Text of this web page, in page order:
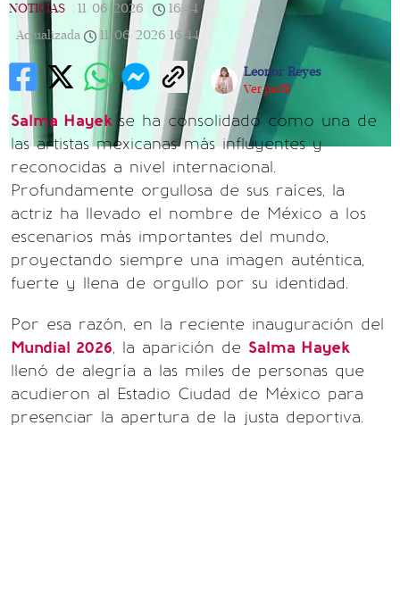
NOTICIAS 11/06/2026 16:44 |
Actualizada
11/06/2026 16:44
Leonor Reyes
Ver perfil
Salma Hayekse ha consolidado como una de
las artistas mexicanas más influyentes y
reconocidas a nivel internacional.
Profundamente orgullosa de sus raíces, la
actriz ha llevado el nombre de México a los
escenarios más importantes del mundo,
proyectando siempre una imagen auténtica,
fuerte y llena de orgullo por su identidad.
Por esa razón, en la reciente inauguración del
Mundial 2026, la aparición de Salma Hayek
llenó de alegría a las miles de personas que
acudieron al Estadio Ciudad de México para
presenciar la apertura de la justa deportiva.